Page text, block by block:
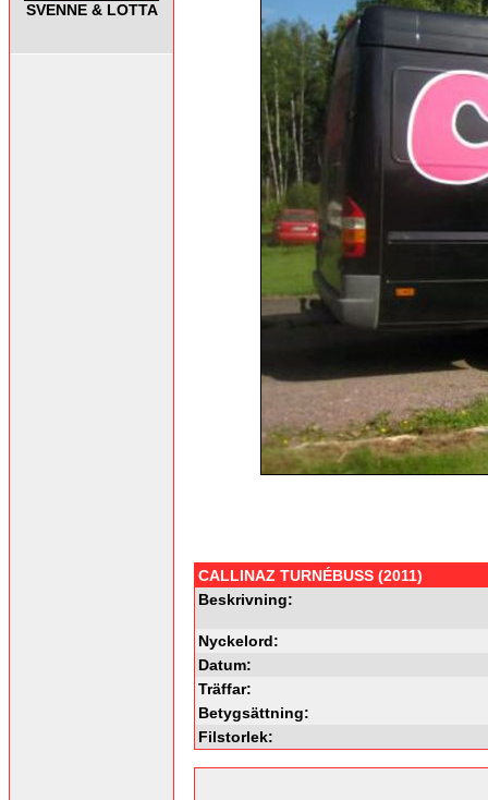
SVENNE & LOTTA
CALLINAZ TURNÉBUSS (2011)
Beskrivning:
Nyckelord:
Datum:
Träffar:
Betygsättning:
Filstorlek: